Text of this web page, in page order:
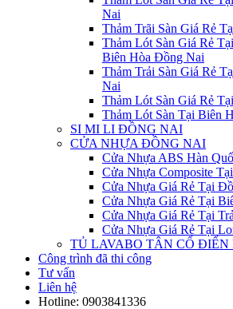
Nai
Thảm Trãi Sàn Giá Rẻ
Thảm Lót Sàn Giá Rẻ
Biên Hòa Đồng Nai
Thảm Trải Sàn Giá Rẻ
Nai
Thảm Lót Sàn Giá Rẻ
Thảm Lót Sàn Tại Biên
SI MI LI ĐỒNG NAI
CỬA NHỰA ĐỒNG NAI
Cửa Nhựa ABS Hàn
Cửa Nhựa Composite
Cửa Nhựa Giá Rẻ Tại
Cửa Nhựa Giá Rẻ Tại
Cửa Nhựa Giá Rẻ Tại
Cửa Nhựa Giá Rẻ Tại
TỦ LAVABO TÂN CỔ ĐIỂN
Công trình đã thi công
Tư vấn
Liên hệ
Hotline: 0903841336